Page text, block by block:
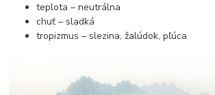
teplota – neutrálna
chuť – sladká
tropizmus – slezina, žalúdok, pľúca